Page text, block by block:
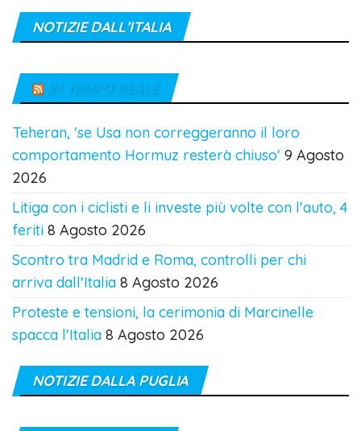
NOTIZIE DALL’ITALIA
IN TEMPO REALE
Teheran, 'se Usa non correggeranno il loro
comportamento Hormuz resterà chiuso' 9 Agosto
2026
Litiga con i ciclisti e li investe più volte con l'auto, 4
feriti 8 Agosto 2026
Scontro tra Madrid e Roma, controlli per chi
arriva dall'Italia 8 Agosto 2026
Proteste e tensioni, la cerimonia di Marcinelle
spacca l'Italia 8 Agosto 2026
NOTIZIE DALLA PUGLIA